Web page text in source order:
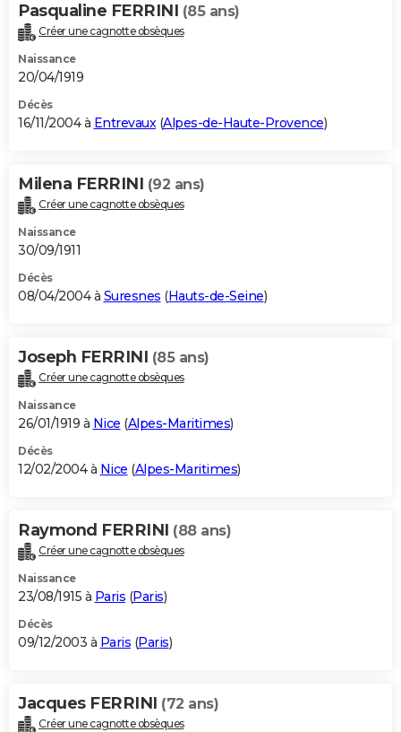
Pasqualine FERRINI (85 ans)
Créer une cagnotte obsèques
Naissance
20/04/1919
Décès
16/11/2004 à Entrevaux(Alpes-de-Haute-Provence)
Milena FERRINI (92 ans)
Créer une cagnotte obsèques
Naissance
30/09/1911
Décès
08/04/2004 à Suresnes (Hauts-de-Seine)
Joseph FERRINI (85 ans)
Créer une cagnotte obsèques
Naissance
26/01/1919 à Nice (Alpes-Maritimes)
Décès
12/02/2004 à Nice (Alpes-Maritimes)
Raymond FERRINI (88 ans)
Créer une cagnotte obsèques
Naissance
23/08/1915 à Paris (Paris)
Décès
09/12/2003 à Paris (Paris)
Jacques FERRINI (72 ans)
Créer une cagnotte obsèques